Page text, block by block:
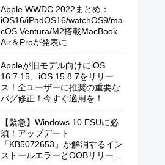
Apple WWDC 2022まとめ：
iOS16/iPadOS16/watchOS9/ma
cOS Ventura/M2搭載MacBook
Air＆Proが発表に
Appleが旧モデル向けにiOS
16.7.15、iOS 15.8.7をリリー
ス！全ユーザーに推奨の重要な
バグ修正！今すぐ適用を！
【緊急】Windows 10 ESUに必
須！アップデート
「KB5072653」が解消するイン
ストールエラーとOOBリリース